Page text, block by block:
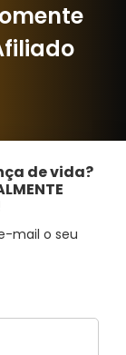
de vida?
mail o seu